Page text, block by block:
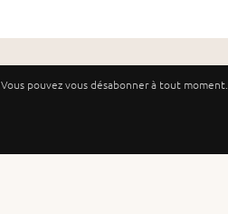
Vous pouvez vous désabonner à tout moment.